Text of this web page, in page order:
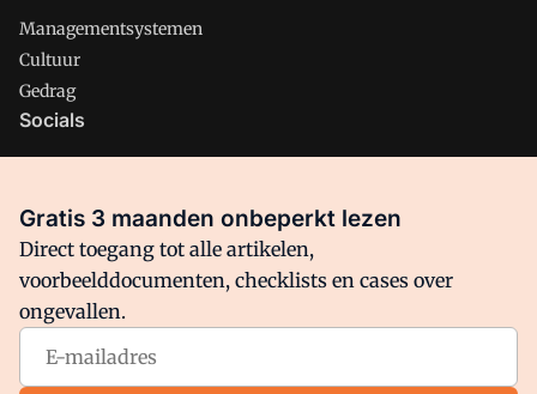
Managementsystemen
Cultuur
Gedrag
Socials
Facebook
Arbo is onderdeel van VMN media. Lees inons manifestwaar
VMN media voor staat. Op gebruik van deze site zijn de
Gratis 3 maanden onbeperkt lezen
Direct toegang tot alle artikelen,
voorbeelddocumenten, checklists en cases over
ongevallen.